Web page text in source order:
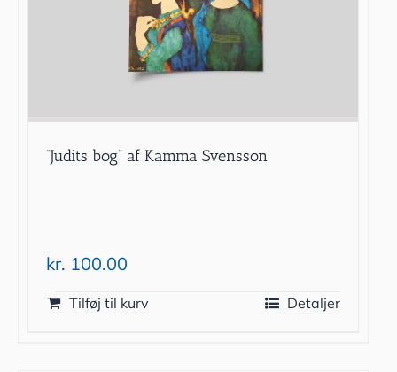
”Judits bog” af Kamma Svensson
kr. 100.00
Tilføj til kurv Detaljer